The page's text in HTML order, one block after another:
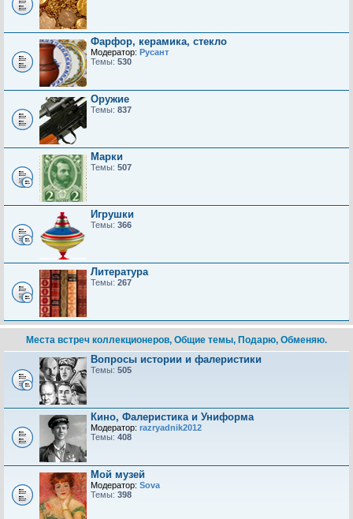
Фарфор, керамика, стекло
Модератор: Русант
Темы: 530
Оружие
Темы: 837
Марки
Темы: 507
Игрушки
Темы: 366
Литература
Темы: 267
Места встреч коллекционеров, Общие темы, Подарю, Обменяю.
Вопросы истории и фалеристики
Темы: 505
Кино, Фалеристика и Униформа
Модератор: razryadnik2012
Темы: 408
Мой музей
Модератор: Sova
Темы: 398